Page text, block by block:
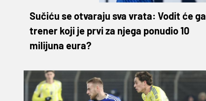
Sučiću se otvaraju sva vrata: Vodit će ga
trener koji je prvi za njega ponudio 10
milijuna eura?